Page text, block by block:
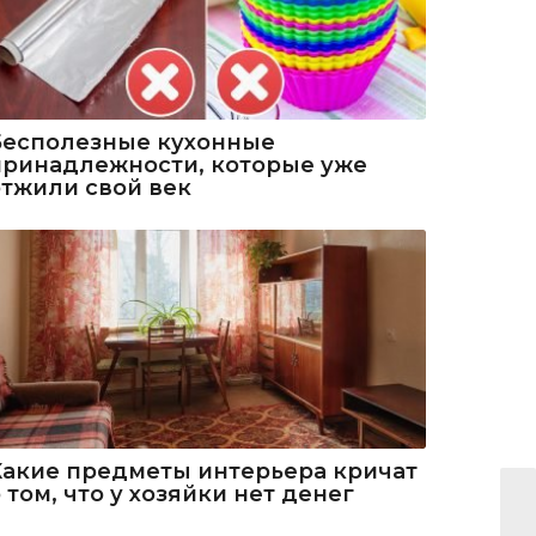
кухонные
которые уже
свой век
предметы интерьера кричат
том, что у хозяйки нет денег